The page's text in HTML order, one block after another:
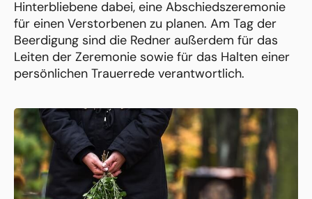
Hinterbliebene dabei, eine Abschiedszeremonie
für einen Verstorbenen zu planen. Am Tag der
Beerdigung sind die Redner außerdem für das
Leiten der Zeremonie sowie für das Halten einer
persönlichen Trauerrede verantwortlich.